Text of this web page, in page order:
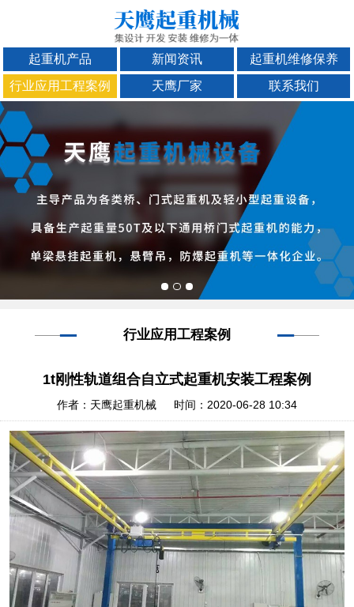
起重机产品 新闻资讯 起重机维修保养
行业应用工程案例 天鹰厂家 联系我们
行业应用工程案例
1t刚性轨道组合自立式起重机安装工程案例
作者：天鹰起重机械 时间：2020-06-28 10:34